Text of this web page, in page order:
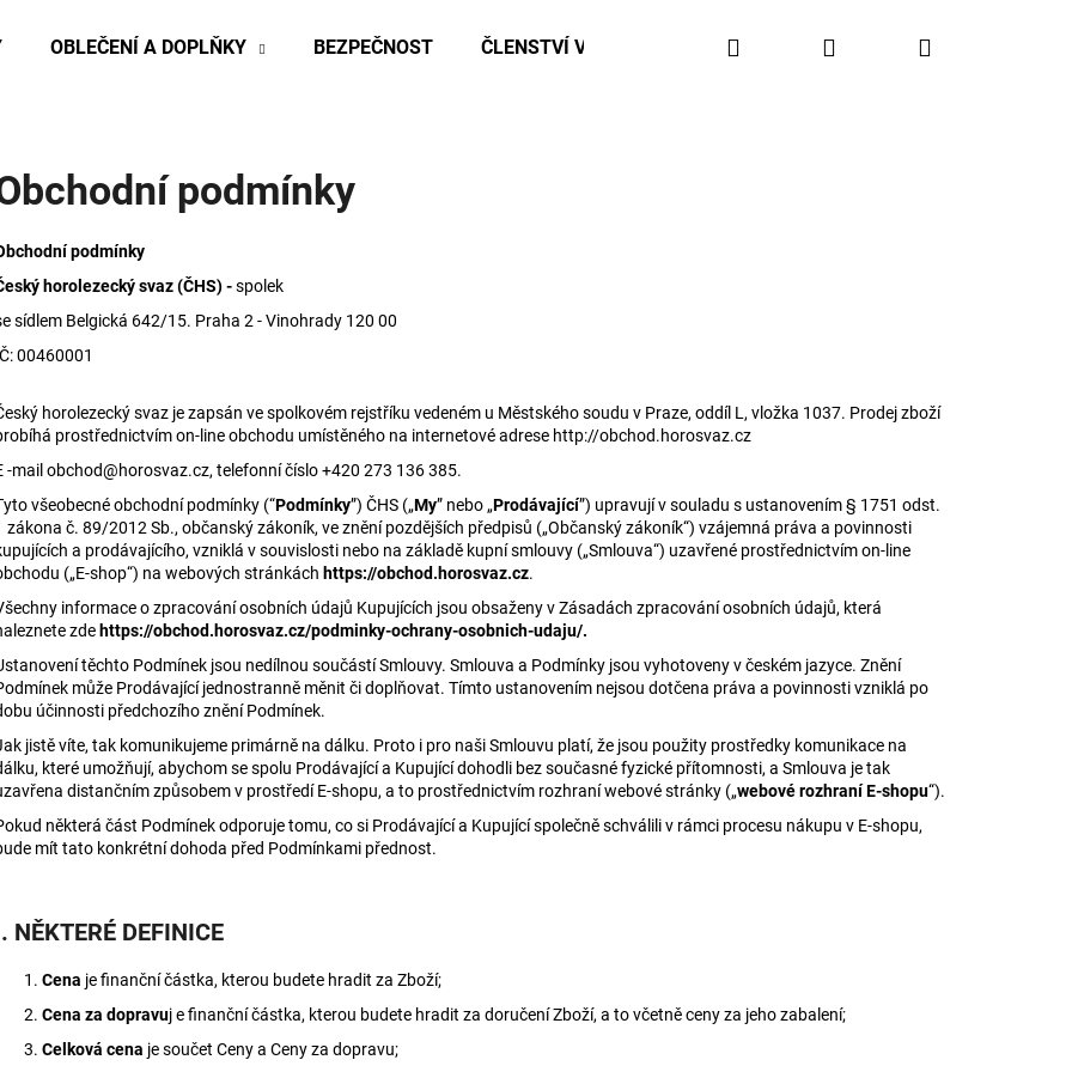
OBLEČENÍ A DOPLŇKY BEZPEČNOST ČLENSTVÍ V ČHS / CESTOVNÍ POJIŠTĚNÍ
Hledat PřihlášeníNákupní
podmínky
podmínky
horolezecký svaz (ČHS) -spolek
sídlem Belgická 642/15. Praha 2 - Vinohrady 120 00
00460001
horolezecký svaz je zapsán ve spolkovém rejstříku vedeném u Městského soudu v Praze, oddíl L, vložka 1037. Prodej zboží
prostřednictvím on-line obchodu umístěného na internetové adrese http://obchod.horosvaz.cz
-mail obchod@horosvaz.cz, telefonní číslo +420 273 136 385.
všeobecné obchodní podmínky (“Podmínky”) ČHS („My” nebo „Prodávající”) upravují v souladu s ustanovením § 1751 odst.
zákona č. 89/2012 Sb., občanský zákoník, ve znění pozdějších předpisů („Občanský zákoník“) vzájemná práva a povinnosti
a prodávajícího, vzniklá v souvislosti nebo na základě kupní smlouvy („Smlouva“) uzavřené prostřednictvím on-line
(„E-shop“) na webových stránkách https://obchod.horosvaz.cz.
informace o zpracování osobních údajů Kupujících jsou obsaženy v Zásadách zpracování osobních údajů, která
zdehttps://obchod.horosvaz.cz/podminky-ochrany-osobnich-udaju/.
těchto Podmínek jsou nedílnou součástí Smlouvy. Smlouva a Podmínky jsou vyhotoveny v českém jazyce. Znění
může Prodávající jednostranně měnit či doplňovat. Tímto ustanovením nejsou dotčena práva a povinnosti vzniklá po
účinnosti předchozího znění Podmínek.
jistě víte, tak komunikujeme primárně na dálku. Proto i pro naši Smlouvu platí, že jsou použity prostředky komunikace na
které umožňují, abychom se spolu Prodávající a Kupující dohodli bez současné fyzické přítomnosti, a Smlouva je tak
distančním způsobem v prostředí E-shopu, a to prostřednictvím rozhraní webové stránky („webové rozhraní E-shopu“).
některá část Podmínek odporuje tomu, co si Prodávající a Kupující společně schválili v rámci procesu nákupu v E-shopu,
mít tato konkrétní dohoda před Podmínkami přednost.
NĚKTERÉ DEFINICE
Cena je finanční částka, kterou budete hradit za Zboží;
Cena za dopravuj e finanční částka, kterou budete hradit za doručení Zboží, a to včetně ceny za jeho zabalení;
Celková cena je součet Ceny a Ceny za dopravu;
Doporučujeme